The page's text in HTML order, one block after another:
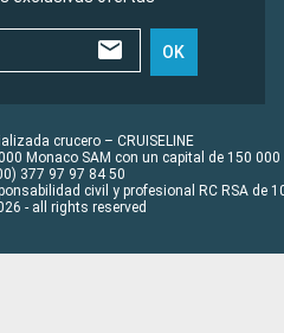
OK
crucero – CRUISELINE
Monaco SAM con un capital de 150 000
377 97 97 84 50
civil y profesional RC RSA de
- all rights reserved